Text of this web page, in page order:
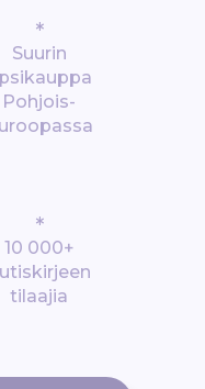
*
Suurin
Pohjois-
*
10 000+
tilaajia